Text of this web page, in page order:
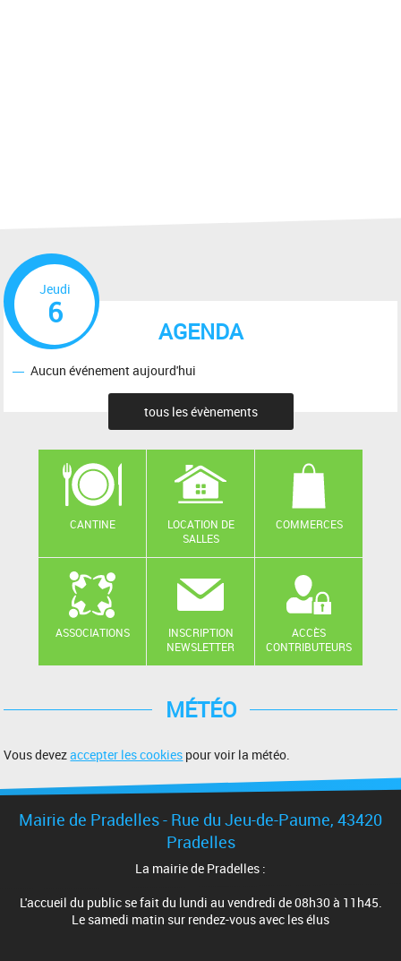
AGENDA
Jeudi
6
Aucun événement aujourd'hui
tous les évènements
CANTINE
LOCATION DE
SALLES
COMMERCES
ASSOCIATIONS
INSCRIPTION
NEWSLETTER
ACCÈS
CONTRIBUTEURS
MÉTÉO
Vous devezaccepter les cookies pour voir la météo.
Mairie de Pradelles - Rue du Jeu-de-Paume, 43420
Pradelles
La mairie de Pradelles :
L'accueil du public se fait du lundi au vendredi de 08h30 à 11h45.
Le samedi matin sur rendez-vous avec les élus